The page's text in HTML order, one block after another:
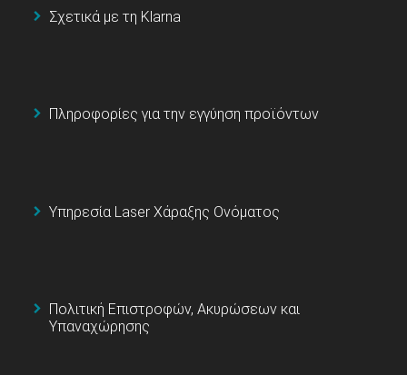
Σχετικά με τη Klarna
Πληροφορίες για την εγγύηση προϊόντων
Υπηρεσία Laser Χάραξης Ονόματος
Πολιτική Επιστροφών, Ακυρώσεων και
Υπαναχώρησης